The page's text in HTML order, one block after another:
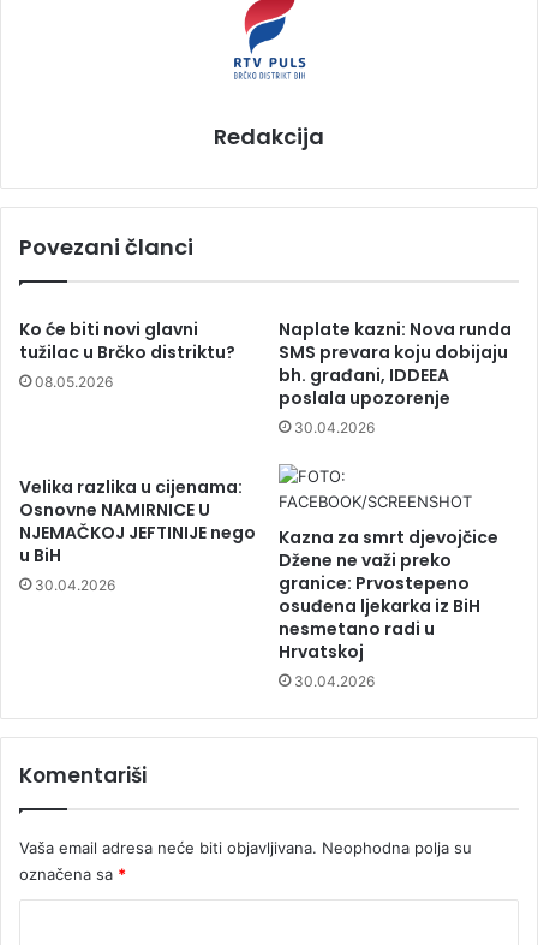
Redakcija
Povezani članci
Ko će biti novi glavni
tužilac u Brčko distriktu?
08.05.2026
Naplate kazni: Nova runda
SMS prevara koju dobijaju
bh. građani, IDDEEA
poslala upozorenje
30.04.2026
Velika razlika u cijenama:
Osnovne NAMIRNICE U
NJEMAČKOJ JEFTINIJE nego
u BiH
30.04.2026
Kazna za smrt djevojčice
Džene ne važi preko
granice: Prvostepeno
osuđena ljekarka iz BiH
nesmetano radi u
Hrvatskoj
30.04.2026
Komentariši
Vaša email adresa neće biti objavljivana. Neophodna polja su
označena sa *